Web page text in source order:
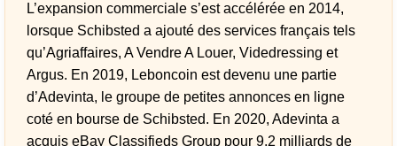
L’expansion commerciale s’est accélérée en 2014,
lorsque Schibsted a ajouté des services français tels
qu’Agriaffaires, A Vendre A Louer, Videdressing et
Argus. En 2019, Leboncoin est devenu une partie
d’Adevinta, le groupe de petites annonces en ligne
coté en bourse de Schibsted. En 2020, Adevinta a
acquis eBay Classifieds Group pour 9,2 milliards de